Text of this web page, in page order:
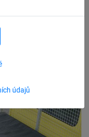
údajů